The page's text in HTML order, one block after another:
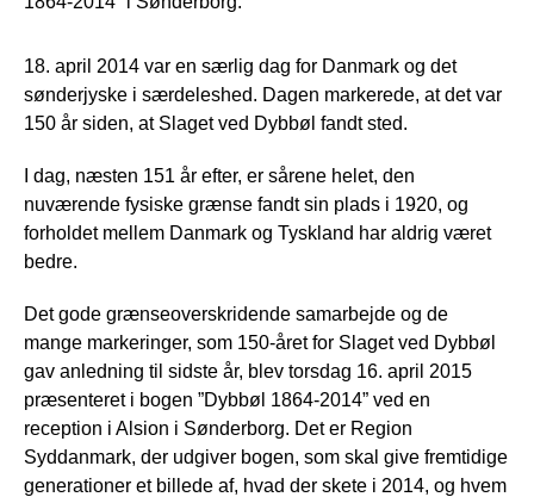
18. april 2014 var en særlig dag for Danmark og det
sønderjyske i særdeleshed. Dagen markerede, at det var
150 år siden, at Slaget ved Dybbøl fandt sted.
I dag, næsten 151 år efter, er sårene helet, den
nuværende fysiske grænse fandt sin plads i 1920, og
forholdet mellem Danmark og Tyskland har aldrig været
bedre.
Det gode grænseoverskridende samarbejde og de
mange markeringer, som 150-året for Slaget ved Dybbøl
gav anledning til sidste år, blev torsdag 16. april 2015
præsenteret i bogen ”Dybbøl 1864-2014” ved en
reception i Alsion i Sønderborg. Det er Region
Syddanmark, der udgiver bogen, som skal give fremtidige
generationer et billede af, hvad der skete i 2014, og hvem